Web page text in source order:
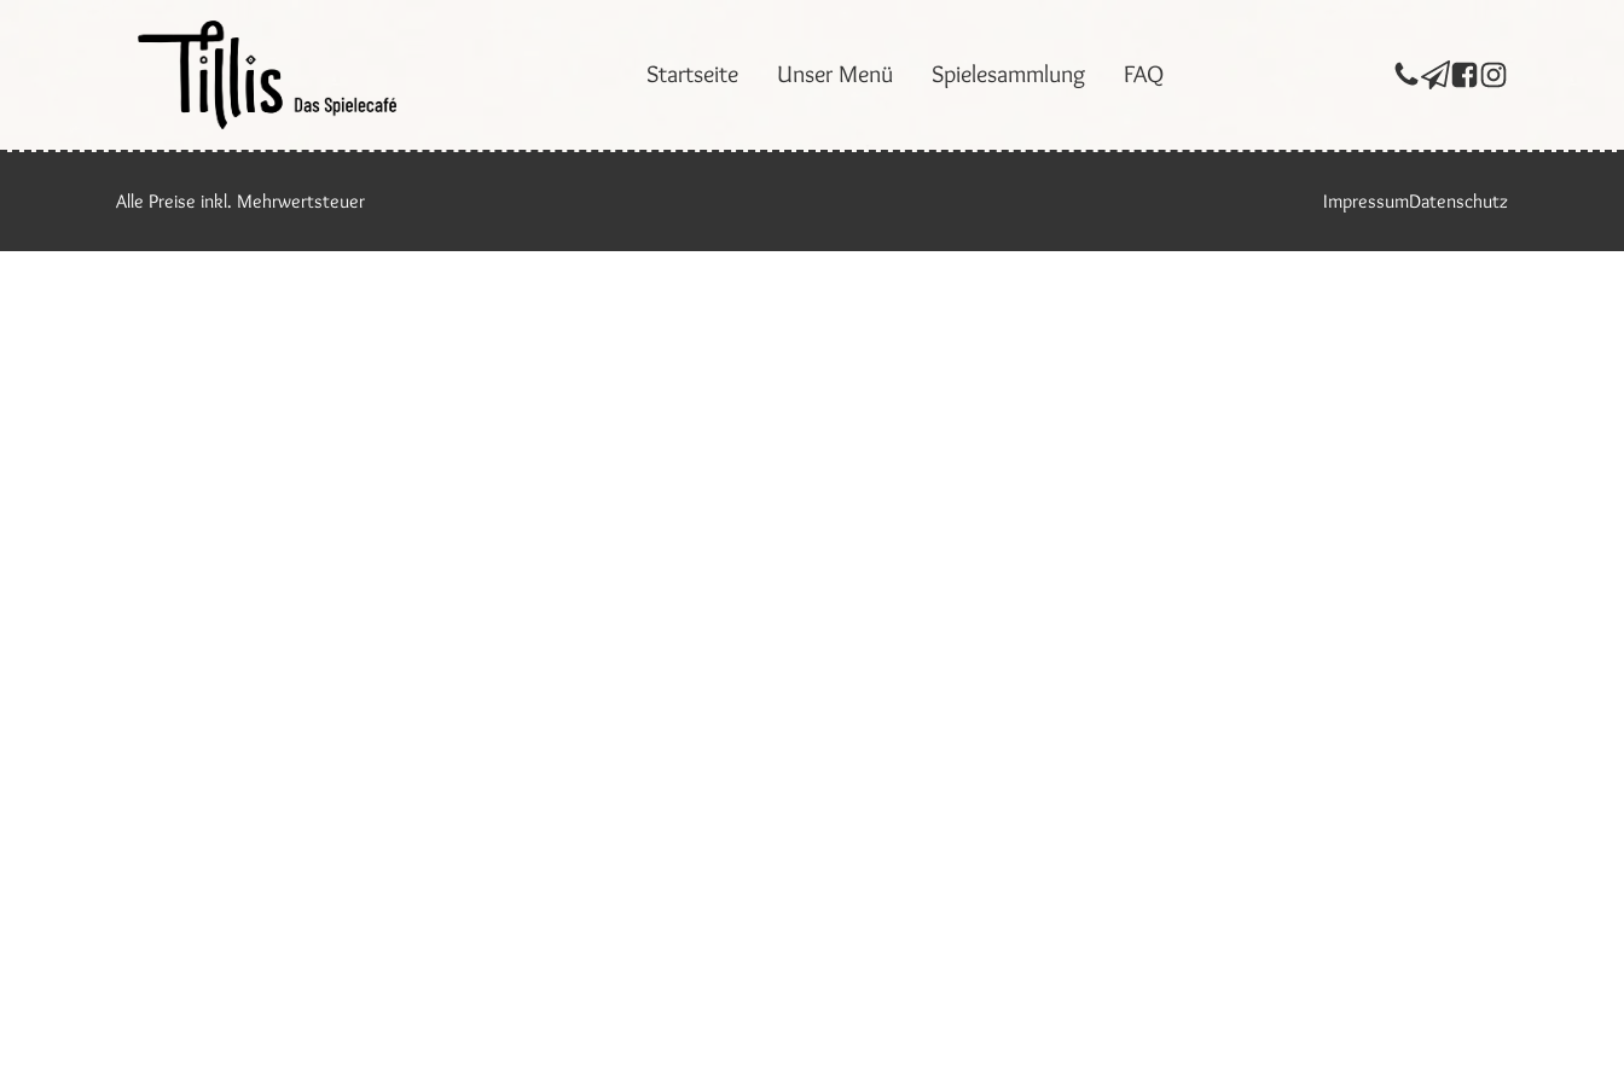
Startseite Unser Menü Spielesammlung FAQ
Alle Preise inkl. Mehrwertsteuer ImpressumDatenschutz